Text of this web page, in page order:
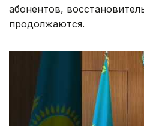
абонентов,
продолжаются.